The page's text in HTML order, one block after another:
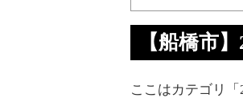
【船橋市
ここはカテゴリ